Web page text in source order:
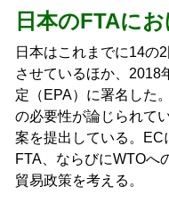
日本のFTAに
日本はこれまでに14の
させているほか、2018
定（EPA）に署名した
の必要性が論じられて
案を提出している。
FTA、ならびにWTOへ
貿易政策を考える。